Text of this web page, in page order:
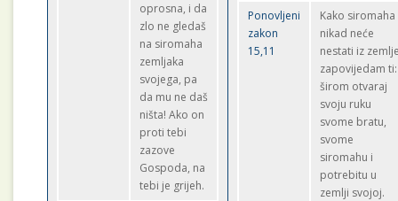
oprosna, i da
zlo ne gledaš
na siromaha
zemljaka
svojega, pa
da mu ne daš
ništa! Ako on
proti tebi
zazove
Gospoda, na
tebi je grijeh.
Ponovljeni
zakon
15,11
Kako siromaha
nikad neće
nestati iz
zapovijedam ti:
širom otvaraj
svoju ruku
svome bratu,
svome
siromahu i
potrebitu u
zemlji svojoj.